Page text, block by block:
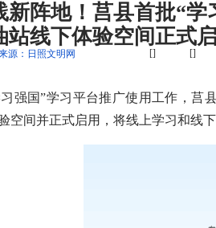
新阵地！莒县首批“学
站线下体验空间正式
源：日照文明网 [] []
国”学习平台推广使用工作，莒
空间并正式启用，将线上学习和线